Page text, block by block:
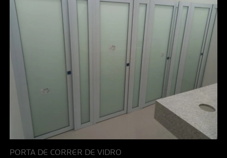
PORTA DE CORRER DE VIDRO